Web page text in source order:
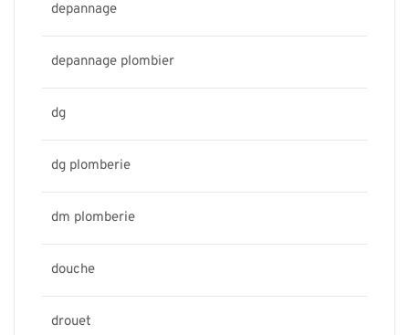
depannage
depannage plombier
dg
dg plomberie
dm plomberie
douche
drouet